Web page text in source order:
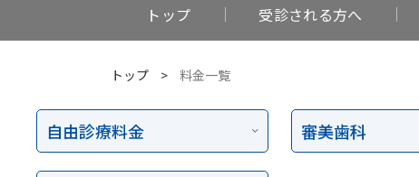
トップ 受診される方へ
トップ > 料金一覧
自由診療料金 審美歯科